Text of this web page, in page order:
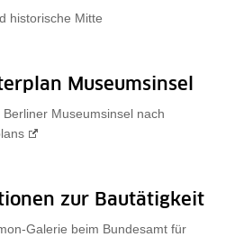
historische Mitte
Museumsinsel
Museumsinsel nach
zur Bautätigkeit
Galerie beim Bundesamt für